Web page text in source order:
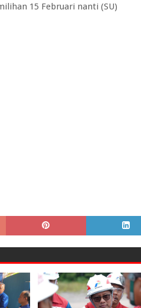
15 Februari nanti (SU)